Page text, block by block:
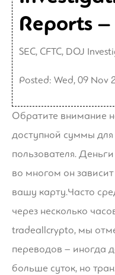
Reports
SEC, CFTC, DOJ
Posted: Wed, 09 Nov
Обратите внимание
доступной суммы
пользователя.
во многом он
вашу карту. Часто
через несколько
tradeallcrypto, мы
переводов – иногда
больше суток, но